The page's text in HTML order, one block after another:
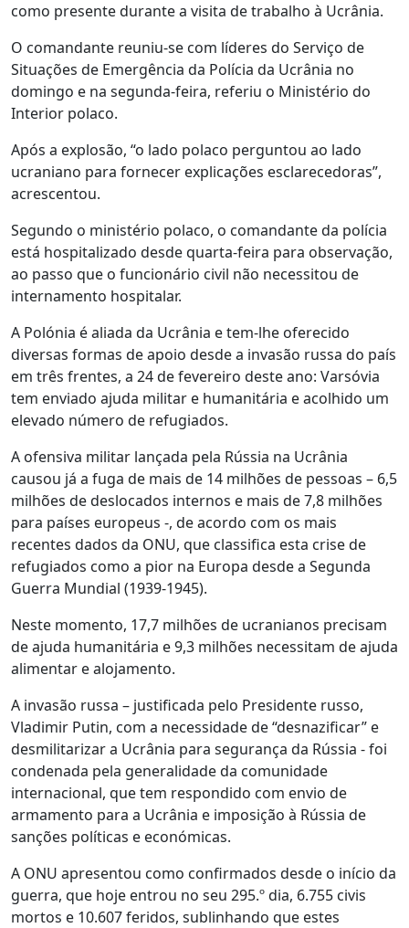
como presente durante a visita de trabalho à Ucrânia.
O comandante reuniu-se com líderes do Serviço de
Situações de Emergência da Polícia da Ucrânia no
domingo e na segunda-feira, referiu o Ministério do
Interior polaco.
Após a explosão, “o lado polaco perguntou ao lado
ucraniano para fornecer explicações esclarecedoras”,
acrescentou.
Segundo o ministério polaco, o comandante da polícia
está hospitalizado desde quarta-feira para observação,
ao passo que o funcionário civil não necessitou de
internamento hospitalar.
A Polónia é aliada da Ucrânia e tem-lhe oferecido
diversas formas de apoio desde a invasão russa do país
em três frentes, a 24 de fevereiro deste ano: Varsóvia
tem enviado ajuda militar e humanitária e acolhido um
elevado número de refugiados.
A ofensiva militar lançada pela Rússia na Ucrânia
causou já a fuga de mais de 14 milhões de pessoas – 6,5
milhões de deslocados internos e mais de 7,8 milhões
para países europeus -, de acordo com os mais
recentes dados da ONU, que classifica esta crise de
refugiados como a pior na Europa desde a Segunda
Guerra Mundial (1939-1945).
Neste momento, 17,7 milhões de ucranianos precisam
de ajuda humanitária e 9,3 milhões necessitam de ajuda
alimentar e alojamento.
A invasão russa – justificada pelo Presidente russo,
Vladimir Putin, com a necessidade de “desnazificar” e
desmilitarizar a Ucrânia para segurança da Rússia - foi
condenada pela generalidade da comunidade
internacional, que tem respondido com envio de
armamento para a Ucrânia e imposição à Rússia de
sanções políticas e económicas.
A ONU apresentou como confirmados desde o início da
guerra, que hoje entrou no seu 295.º dia, 6.755 civis
mortos e 10.607 feridos, sublinhando que estes